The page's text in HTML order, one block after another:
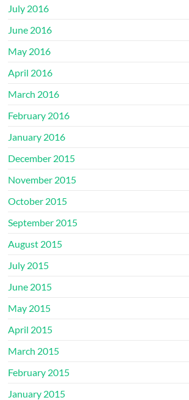
July 2016
June 2016
May 2016
April 2016
March 2016
February 2016
January 2016
December 2015
November 2015
October 2015
September 2015
August 2015
July 2015
June 2015
May 2015
April 2015
March 2015
February 2015
January 2015